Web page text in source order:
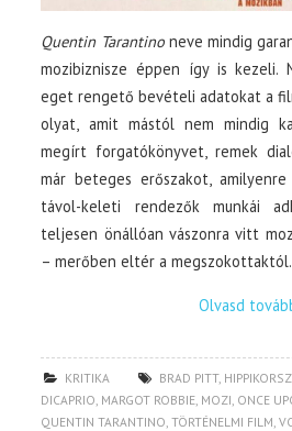
Quentin Tarantinoneve mindig
mozibiznisze éppen így is kezeli.
eget rengető bevételi adatokat a
olyat, amit mástól nem mindig
megírt forgatókönyvet, remek
már beteges erőszakot,
távol-keleti rendezők munkái
teljesen önállóan vászonra vitt
– merőben eltér a megszokottaktól.
Olvasd
KRITIKA BRAD PITT,
DICAPRIO MARGOT ROBBIE MOZI ONCE
QUENTIN TARANTINO ,TÖRTÉNELMI FILM ,